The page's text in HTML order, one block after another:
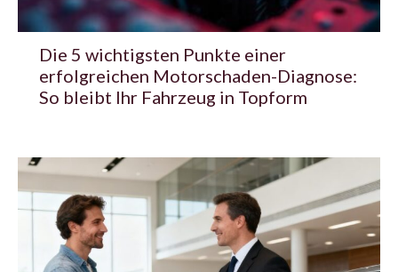
Die 5 wichtigsten Punkte einer
erfolgreichen Motorschaden-Diagnose:
So bleibt Ihr Fahrzeug in Topform